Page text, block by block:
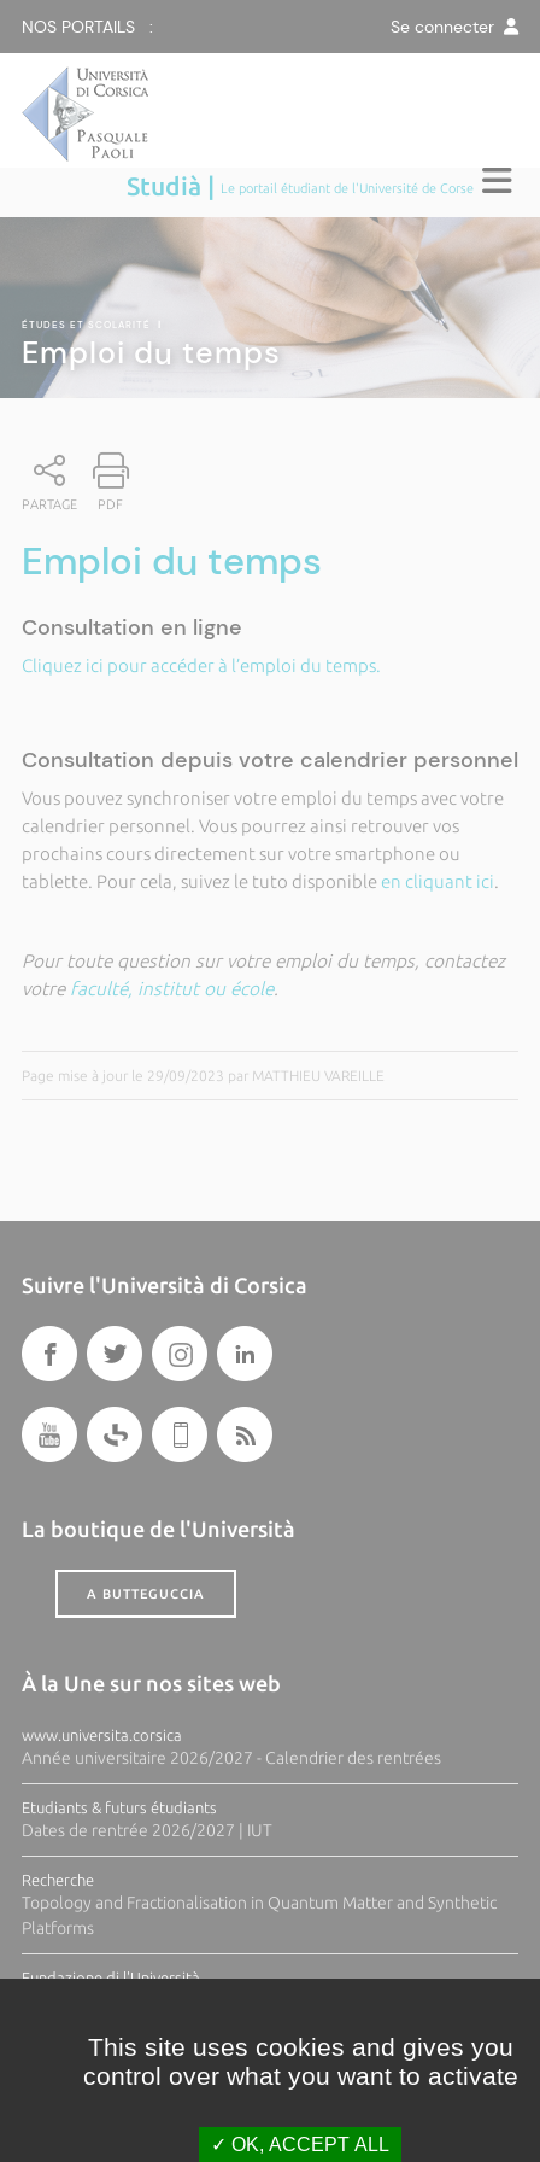
NOS PORTAILS : Se connecter
Studià | Le portail étudiant de l'Université de Corse
ÉTUDES ET SCOLARITÉ
Emploi du temps
PARTAGE PDF
Emploi du temps
Consultation en ligne
Cliquez ici pour accéder à l’emploi du temps.
Consultation depuis votre calendrier personnel
Vous pouvez synchroniser votre emploi du temps avec votre
calendrier personnel. Vous pourrez ainsi retrouver vos
prochains cours directement sur votre smartphone ou
tablette. Pour cela, suivez le tuto disponible en cliquant ici.
Pour toute question sur votre emploi du temps, contactez
votre faculté, institut ou école.
Page mise à jour le 29/09/2023 par MATTHIEU VAREILLE
Suivre l'Università di Corsica
La boutique de l'Università
A BUTTEGUCCIA
À la Une sur nos sites web
www.universita.corsica
Année universitaire 2026/2027 - Calendrier des rentrées
Etudiants & futurs étudiants
Dates de rentrée 2026/2027 | IUT
Recherche
Topology and Fractionalisation in Quantum Matter and Synthetic
Platforms
Fundazione di l'Università
This site uses cookies and gives you
control over what you want to activate
OK, ACCEPT ALL